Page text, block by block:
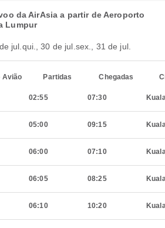
da AirAsia a partir de Aeroporto
Lumpur
jul. qui., 30 de jul. sex., 31 de jul.
Avião Partidas Chegadas
02:55 07:30
05:00 09:15
06:00 07:10
06:05 08:25
06:10 10:20